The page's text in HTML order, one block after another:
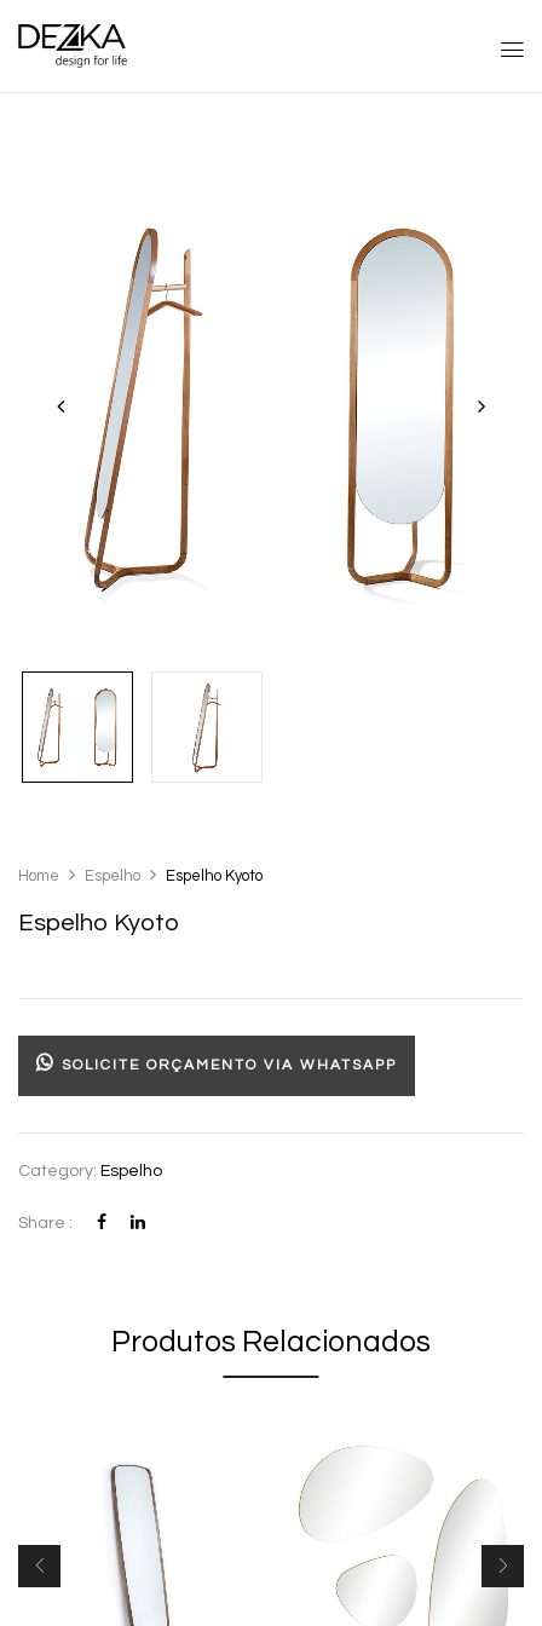
Home Espelho Espelho Kyoto
Espelho Kyoto
SOLICITE ORÇAMENTO VIA WHATSAPP
Category: Espelho
Share :
Produtos Relacionados